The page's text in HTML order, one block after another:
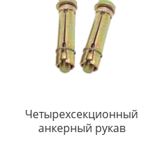
Четырехсекционный
анкерный рукав